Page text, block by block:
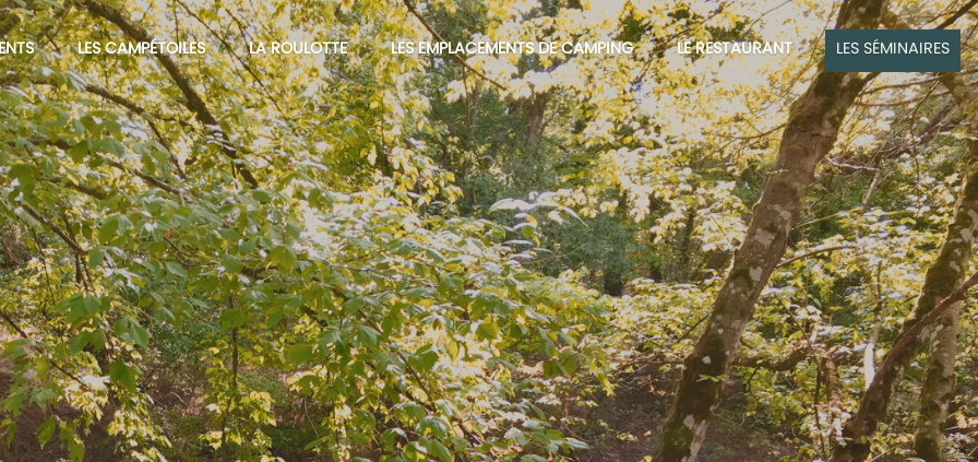
LES CAMPÉTOILES LA ROULOTTE LES EMPLACEMENTS DE CAMPING LE RESTAURANT LES SÉMINAIRES